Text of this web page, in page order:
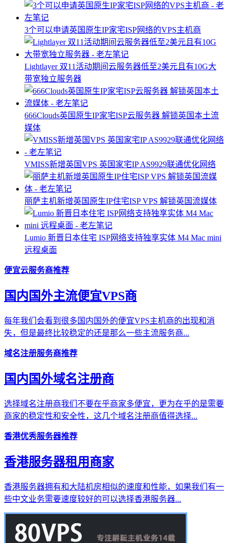
3个可以申请英国原生IP家宅ISP网络的VPS主机商
Lightlayer 双11活动期间云服务器低至2美元且有10G大
带宽独立服务器
666Clouds英国原生IP家宅ISP云服务器 解锁英国本土流
媒体
VMISS新增英国VPS 英国家宅IP AS9929联通优化网络
丽萨主机新增英国原生IP住宅ISP VPS 解锁英国流媒体
Lumio 新晋日本住宅 ISP网络支持独享实体 M4 Mac mini
远程桌面
便宜云服务商推荐
国内国外主流便宜VPS商
每年我们会看到很多国内国外的便宜VPS主机商的出现和消
失，但是最终比较稳定的还是那么一些主流服务商...
域名注册服务商推荐
国内国外域名注册商
选择域名注册商我们不要在乎商家多便宜，更为在乎的是需要
商家的稳定性和安全性，这几个域名注册商值得选择...
香港优秀服务器推荐
香港服务器租用商家
香港服务器拥有和大陆机房相似的速度和性能，如果我们有一
些中文业务需要速度较好的可以选择香港服务器...